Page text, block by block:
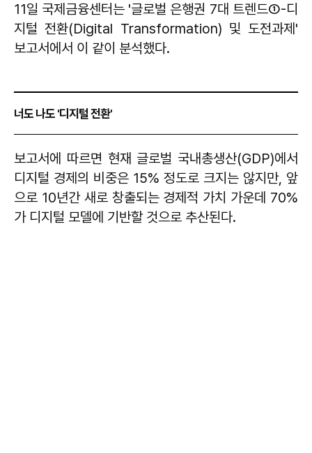
11일 국제금융센터는 '글로벌 은행권 7대 트렌드①-디
지털 전환(Digital Transformation) 및 도전과제'
보고서에서 이 같이 분석했다.
너도 나도 '디지털 전환'
보고서에 따르면 현재 글로벌 국내총생산(GDP)에서
디지털 경제의 비중은 15% 정도로 크지는 않지만, 앞
으로 10년간 새로 창출되는 경제적 가치 가운데 70%
가 디지털 모델에 기반할 것으로 추산된다.